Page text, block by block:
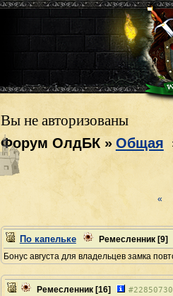
Вы не авторизованы
Форум ОлдБК» Общая
«
По капельке Ремесленник [9]
Бонус августа для владельцев замка
Ремесленник [16] #